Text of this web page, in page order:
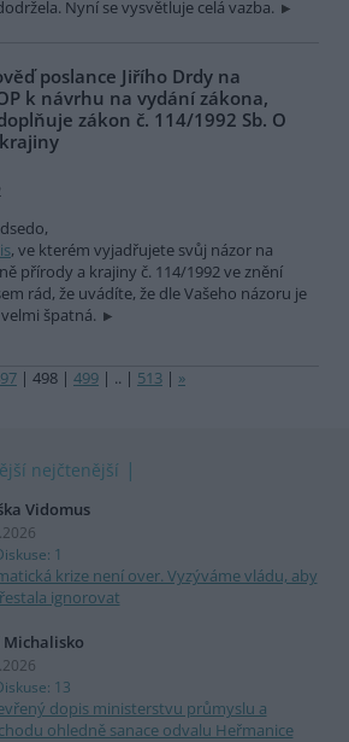
Nyní se vysvětluje celá vazba.
poslance Jiřího Drdy na
k návrhu na vydání zákona,
zákon č. 114/1992 Sb. O
, ve kterém vyjadřujete svůj názor na
přírody a krajiny č. 114/1992 ve znění
rád, že uvádíte, že dle Vašeho názoru je
velmi špatná.
| 498 | 499 | .. | 513 | »
nejčtenější
Vidomus
1
krize není over. Vyzýváme vládu, aby
ignorovat
Michalisko
13
dopis ministerstvu průmyslu a
ohledně sanace odvalu Heřmanice